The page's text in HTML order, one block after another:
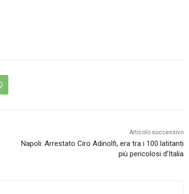
Articolo successivo
Napoli: Arrestato Ciro Adinolfi, era tra i 100 latitanti
più pericolosi d’Italia